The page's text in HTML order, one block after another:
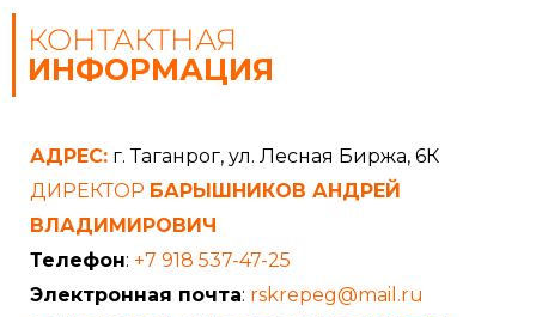
КОНТАКТНАЯ
ИНФОРМАЦИЯ
АДРЕС: г. Таганрог, ул. Лесная Биржа, 6К
ДИРЕКТОР БАРЫШНИКОВ АНДРЕЙ
ВЛАДИМИРОВИЧ
Телефон: +7 918 537-47-25
Электронная почта: rskrepeg@mail.ru